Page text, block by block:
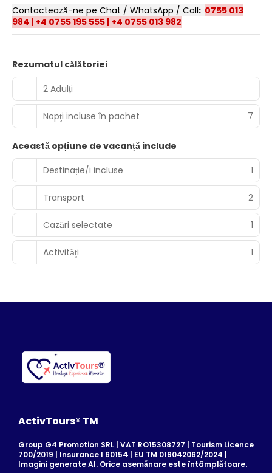
Contactează-ne pe Chat / WhatsApp / Call: 0755 013
984 | +4 0755 195 555 | +4 0755 013 982
Rezumatul călătoriei
2 Adulți
Nopţi incluse în pachet 7
Această opțiune de vacanță include
Destinație/i incluse
1
Transport 2
Cazări selectate 1
Activităţi 1
ActivTours® TM
Group G4 Promotion SRL | VAT RO15308727 | Tourism Licence
700/2019 | Insurance I 60154 | EU TM 019042062/2024 |
Imagini generate AI. Orice asemănare este întâmplătoare.